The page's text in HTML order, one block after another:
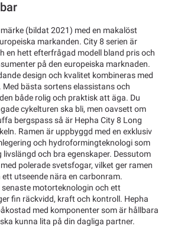
(bildat 2021) med en makalöst
markanden. City 8 serien är
en hett efterfrågad modell bland pris och
på den europeiska marknaden.
design och kvalitet kombineras med
bästa sortens elassistans och
både rolig och praktisk att äga. Du
cykelturen ska bli, men oavsett om
bergspass så är Hepha City 8 Long
Ramen är uppbyggd med en exklusiv
och hydroformingteknologi som
livslängd och bra egenskaper. Dessutom
polerade svetsfogar, vilket ger ramen
utseende nära en carbonram.
motorteknologin och ett
fin räckvidd, kraft och kontroll. Hepha
med komponenter som är hållbara
kunna lita på din dagliga partner.